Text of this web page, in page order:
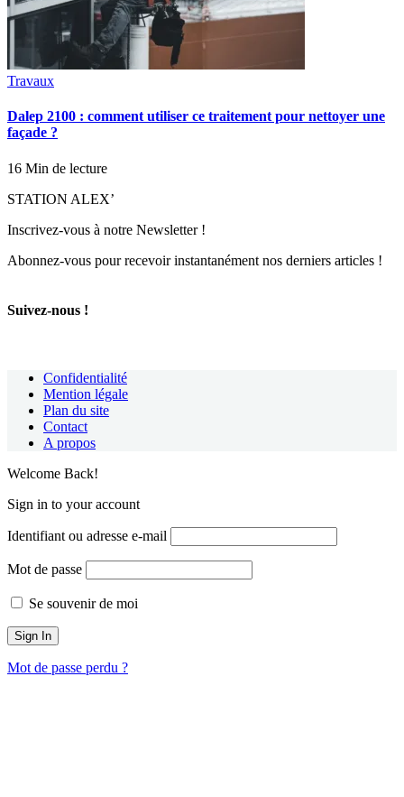
Travaux
Dalep 2100 : comment utiliser ce traitement pour nettoyer une
façade ?
16 Min de lecture
STATION ALEX’
Inscrivez-vous à notre Newsletter !
Abonnez-vous pour recevoir instantanément nos derniers articles !
Suivez-nous !
Confidentialité
Mention légale
Plan du site
Contact
A propos
Welcome Back!
Sign in to your account
Identifiant ou adresse e-mail
Mot de passe
Se souvenir de moi
Mot de passe perdu ?